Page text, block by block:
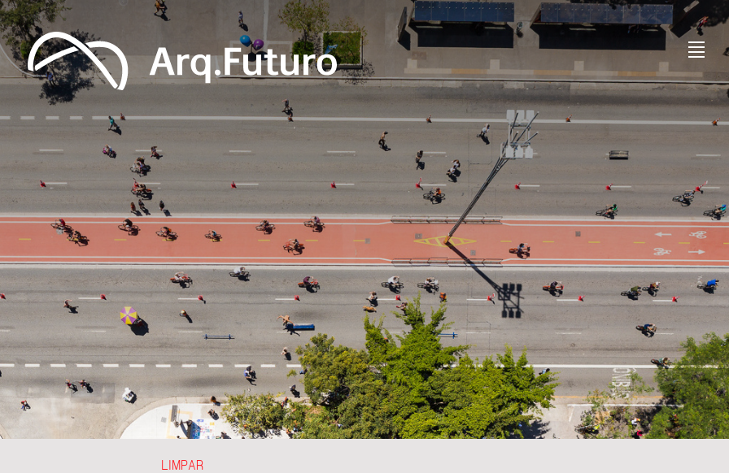
LIMPAR